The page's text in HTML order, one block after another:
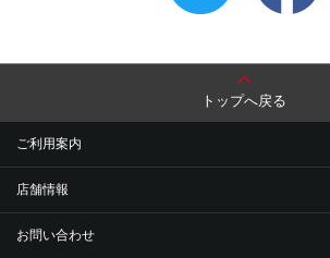
トップへ戻る
ご利用案内
店舗情報
お問い合わせ